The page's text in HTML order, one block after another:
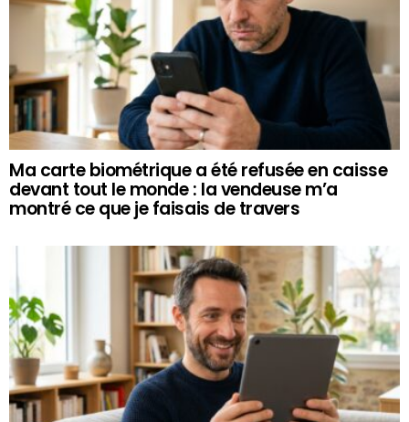
Ma carte biométrique a été refusée en caisse
devant tout le monde : la vendeuse m’a
montré ce que je faisais de travers